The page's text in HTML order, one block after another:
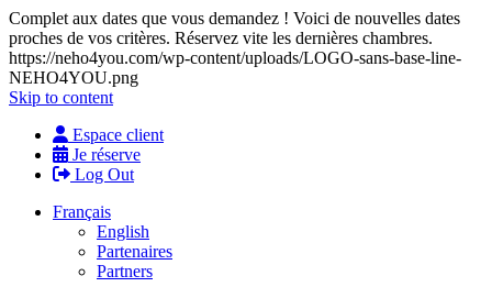
Complet aux dates que vous demandez ! Voici de nouvelles dates
proches de vos critères. Réservez vite les dernières chambres.
https://neho4you.com/wp-content/uploads/LOGO-sans-base-line-
NEHO4YOU.png
Skip to content
Espace client
Je réserve
Log Out
Français
English
Partenaires
Partners